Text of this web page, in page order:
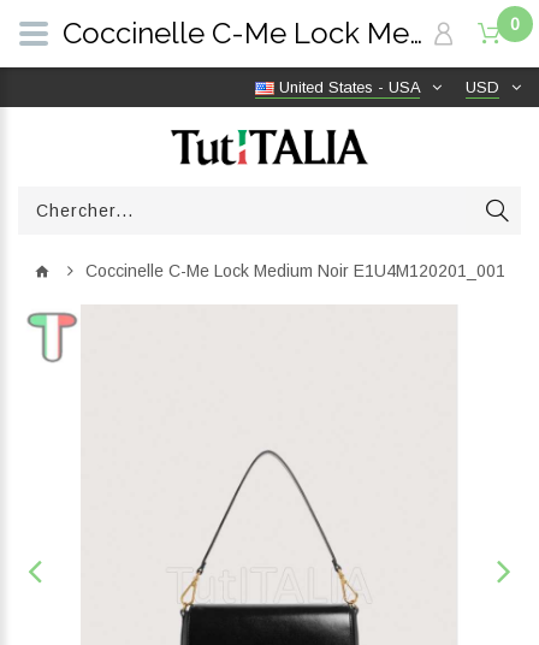
USD
United States - USA
0
Coccinelle C-Me Lock Medium Noir E1U4M120201_001
Coccinelle C-Me Lock Medium Noir E1U4M120201_001 | TutITALIA